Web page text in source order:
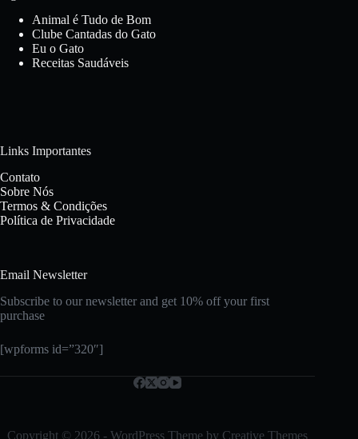
Animal é Tudo de Bom
Clube Cantadas do Gato
Eu o Gato
Receitas Saudáveis
Links Importantes
Contato
Sobre Nós
Termos & Condições
Política de Privacidade
Email Newsletter
Subscribe to our newsletter and get 10% off your first
purchase
[wpforms id=”320″]
Copyright © 2026 - WordPress Theme by Creative Themes